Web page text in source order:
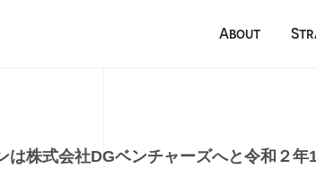
About
は株式会社DGベンチャーズへと令和２年